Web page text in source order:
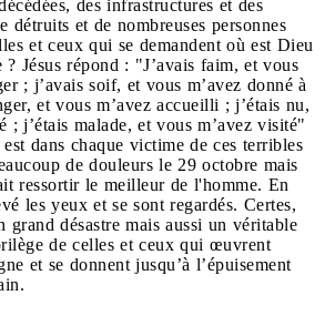
des infrastructures et des
détruits et de nombreuses personnes
et ceux qui se demandent où est Dieu
? Jésus répond : "J’avais faim, et vous
; j’avais soif, et vous m’avez donné à
et vous m’avez accueilli ; j’étais nu,
; j’étais malade, et vous m’avez visité"
est dans chaque victime de ces terribles
de douleurs le 29 octobre mais
ressortir le meilleur de l'homme. En
les yeux et se sont regardés. Certes,
désastre mais aussi un véritable
de celles et ceux qui œuvrent
et se donnent jusqu’à l’épuisement